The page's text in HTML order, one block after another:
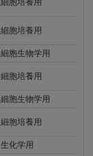
細胞培養用
細胞生物学用
細胞培養用
細胞生物学用
細胞培養用
生化学用